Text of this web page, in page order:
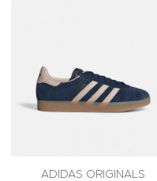
ADIDAS ORIGINALS